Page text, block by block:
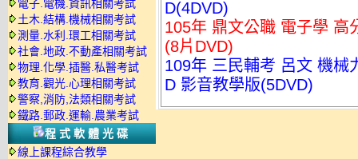
電子.電機.資訊相關考試
土木.結構.機械相關考試
測量.水利.環工相關考試
社會.地政.不動產相關考試
物理.化學.插醫.私醫考試
教育.觀光.心理相關考試
警察,消防,法類相關考試
鐵路.郵政.運輸.農業考試
程式軟體光碟
線上課程綜合教學
D(4DVD)
105年 鼎文公職 電子學 高
(8片DVD)
109年 三民輔考 呂文 機械
D 影音教學版(5DVD)